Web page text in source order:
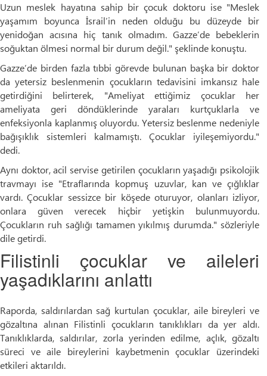
Uzun meslek hayatına sahip bir çocuk doktoru ise "Meslek
yaşamım boyunca İsrail’in neden olduğu bu düzeyde bir
yenidoğan acısına hiç tanık olmadım. Gazze’de bebeklerin
soğuktan ölmesi normal bir durum değil." şeklinde konuştu.
Gazze’de birden fazla tıbbi görevde bulunan başka bir doktor
da yetersiz beslenmenin çocukların tedavisini imkansız hale
getirdiğini belirterek, "Ameliyat ettiğimiz çocuklar her
ameliyata geri döndüklerinde yaraları kurtçuklarla ve
enfeksiyonla kaplanmış oluyordu. Yetersiz beslenme nedeniyle
bağışıklık sistemleri kalmamıştı. Çocuklar iyileşemiyordu."
dedi.
Aynı doktor, acil servise getirilen çocukların yaşadığı psikolojik
travmayı ise "Etraflarında kopmuş uzuvlar, kan ve çığlıklar
vardı. Çocuklar sessizce bir köşede oturuyor, olanları izliyor,
onlara güven verecek hiçbir yetişkin bulunmuyordu.
Çocukların ruh sağlığı tamamen yıkılmış durumda." sözleriyle
dile getirdi.
Filistinli çocuklar ve aileleri
yaşadıklarını anlattı
Raporda, saldırılardan sağ kurtulan çocuklar, aile bireyleri ve
gözaltına alınan Filistinli çocukların tanıklıkları da yer aldı.
Tanıklıklarda, saldırılar, zorla yerinden edilme, açlık, gözaltı
süreci ve aile bireylerini kaybetmenin çocuklar üzerindeki
etkileri aktarıldı.